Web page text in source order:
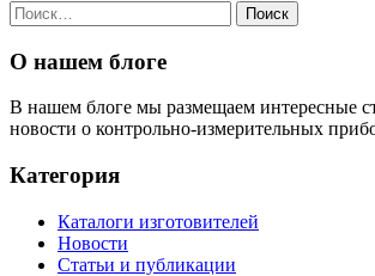
записям
Найти:
О нашем блоге
В нашем блоге мы размещаем интересные
новости о контрольно-измерительных
Категория
Каталоги изготовителей
Новости
Статьи и публикации